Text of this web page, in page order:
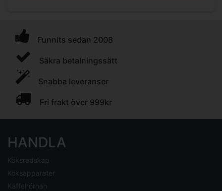
Funnits sedan 2008
Säkra betalningssätt
Snabba leveranser
Fri frakt över 999kr
HANDLA
Köksredskap
Köksapparater
Kaffehörnan